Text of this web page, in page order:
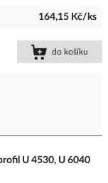
164,15 Kč/ks
do košíku
U 4530, U 6040